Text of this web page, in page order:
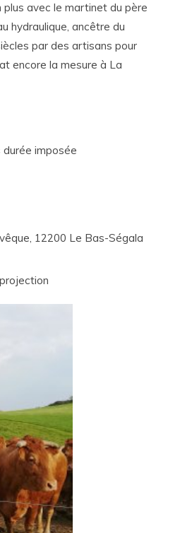
plus avec le martinet du père
hydraulique, ancêtre du
par des artisans pour
encore la mesure à La
imposée
12200 Le Bas-Ségala